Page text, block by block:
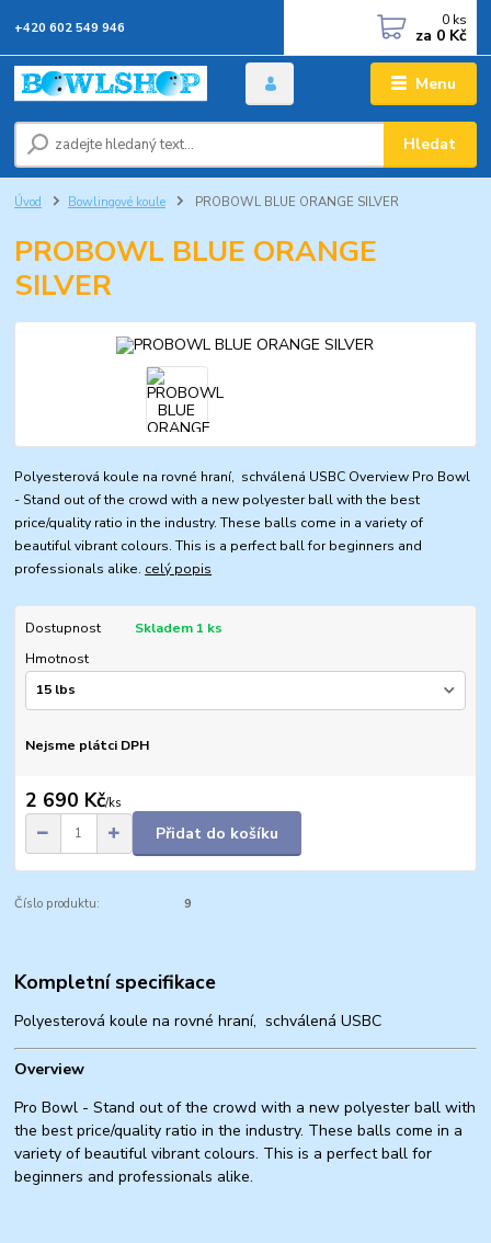
Menu
Hledat
+420 602 549 946 0 ks
za 0 Kč
Úvod Bowlingové koule PROBOWL BLUE ORANGE SILVER
PROBOWL BLUE ORANGE
SILVER
Polyesterová koule na rovné hraní, schválená USBC Overview Pro Bowl
- Stand out of the crowd with a new polyester ball with the best
price/quality ratio in the industry. These balls come in a variety of
beautiful vibrant colours. This is a perfect ball for beginners and
professionals alike. celý popis
Dostupnost
Skladem 1 ks
Hmotnost
Nejsme plátci DPH
2 690 Kč/ks
Přidat do košíku
Číslo produktu: 9
Kompletní specifikace
Polyesterová koule na rovné hraní, schválená USBC
Overview
Pro Bowl - Stand out of the crowd with a new polyester ball with
the best price/quality ratio in the industry. These balls come in a
variety of beautiful vibrant colours. This is a perfect ball for
beginners and professionals alike.